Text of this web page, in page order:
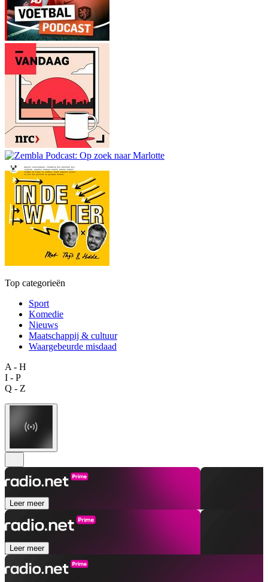
Top categorieën
Sport
Komedie
Nieuws
Maatschappij & cultuur
Waargebeurde misdaad
A - H
I - P
Q - Z
Leer meer
Leer meer